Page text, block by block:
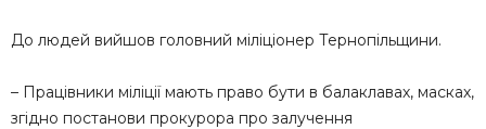
До людей вийшов головний міліціонер Тернопільщини.
– Працівники міліції мають право бути в балаклавах, масках,
згідно постанови прокурора про залучення